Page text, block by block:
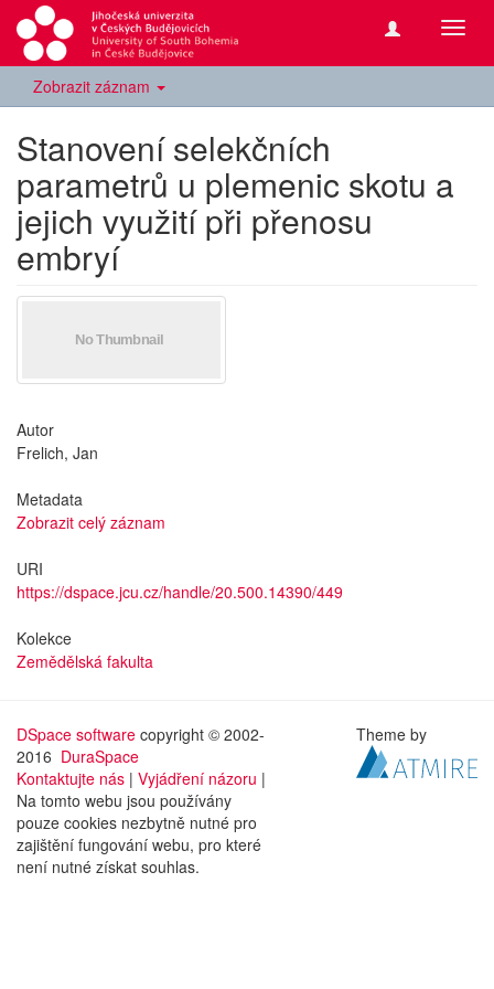
Zobrazit záznam
Stanovení selekčních
parametrů u plemenic skotu a
jejich využití při přenosu
embryí
Autor
Frelich, Jan
Metadata
Zobrazit celý záznam
URI
https://dspace.jcu.cz/handle/20.500.14390/449
Kolekce
Zemědělská fakulta
DSpace software copyright © 2002-
2016 DuraSpace
Kontaktujte nás | Vyjádření názoru |
Na tomto webu jsou používány
pouze cookies nezbytně nutné pro
zajištění fungování webu, pro které
není nutné získat souhlas.
Theme by